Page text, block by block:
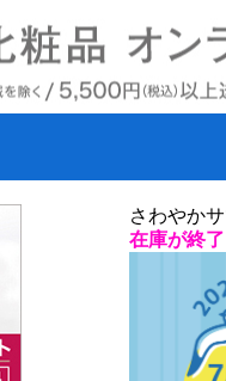
さわやか
在庫が終